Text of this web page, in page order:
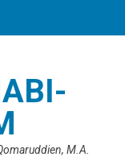
M.A.